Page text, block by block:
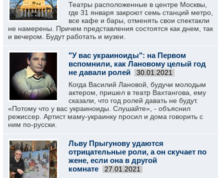
Театры расположенные в центре Москвы,
где 31 января закроют семь станций метро,
все кафе и бары, отменять свои спектакли
не намерены. Причем представления состоятся как днем, так
и вечером. Будут работать и музеи.
"У вас украиноиды": на Первом
вспомнили, как Лановому целый год
не давали ролей
30.01.2021
Когда Василий Лановой, будучи молодым
актером, пришел в театр Вахтангова, ему
сказали, что год ролей давать не будут.
«Потому что у вас украиноиды. Слушайте», - объяснил
режиссер. Артист маму-украинку просил и дома говорить с
ним по-русски.
Льву Прыгунову удаются
отрицательные роли, а он скучает по
жене, если она в другой
комнате
27.01.2021